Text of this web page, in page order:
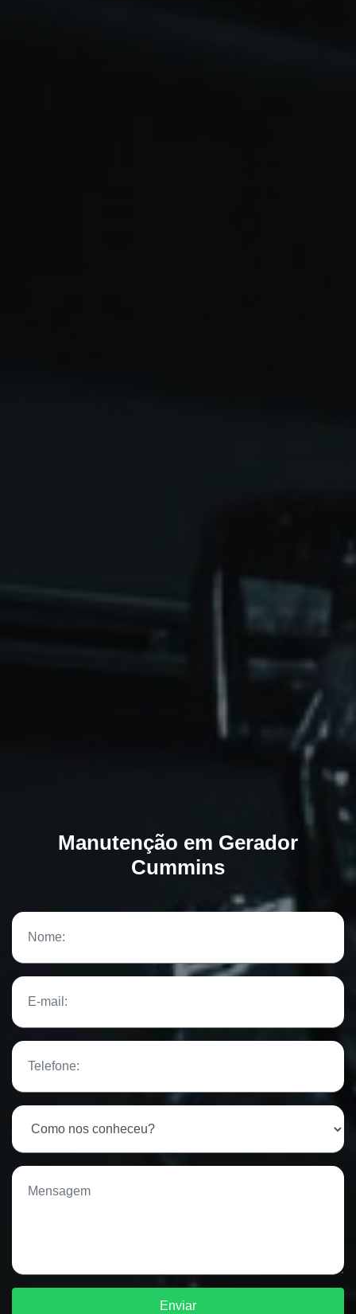
Manutenção em Gerador
Cummins
Enviar